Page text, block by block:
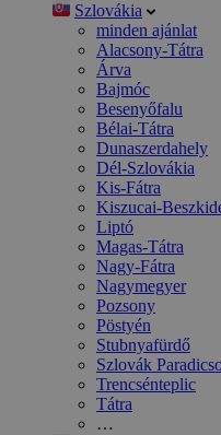
Szlovákia
minden ajánlat
Alacsony-Tátra
Árva
Bajmóc
Besenyőfalu
Bélai-Tátra
Dunaszerdahely
Dél-Szlovákia
Kis-Fátra
Kiszucai-
Liptó
Magas-Tátra
Nagy-Fátra
Nagymegyer
Pozsony
Pöstyén
Stubnyafürdő
Szlovák
Trencsénteplic
Tátra
…